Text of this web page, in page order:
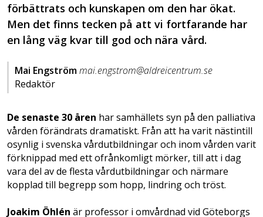
förbättrats och kunskapen om den har ökat.
Men det finns tecken på att vi fortfarande har
en lång väg kvar till god och nära vård.
Mai Engströmmai.engstrom@aldreicentrum.se
Redaktör
De senaste 30 åren har samhällets syn på den palliativa
vården förändrats dramatiskt. Från att ha varit nästintill
osynlig i svenska vårdutbildningar och inom vården varit
förknippad med ett ofrånkomligt mörker, till att i dag
vara del av de flesta vårdutbildningar och närmare
kopplad till begrepp som hopp, lindring och tröst.
Joakim Öhlén är professor i omvårdnad vid Göteborgs